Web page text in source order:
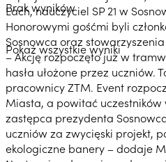
Brak wyników
Pokaż wszystkie wyniki
Lach, nauczyciel SP 21 w
Honorowymi gośćmi byli
Sosnowca oraz
– Akcję rozpoczęto już w
hasła ułożone przez uczniów.
pracownicy ZTM. Event
Miasta, a powitać uczestników
zastępca prezydenta
uczniów za zwycięski projekt,
ekologiczne banery – dodaje